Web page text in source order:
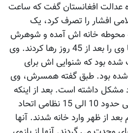
عدالت افغانستان گفت که ساعت
افشار را تصرف کرد، یک
محوطه خانه اش آمده و شوهرش
س. را دستگیر کردند. آنها وی را بعد از 45 روز رها کردند. وی
بود که شنوایی اش برای
بود. طبق گفته همسرش، وی
مشکل داشته است. بعد از اینکه
وی توقیف شد، گروه دومی حدود 10 الی 15 نظامی اتحاد
از ظهر وارد خانه شدند. آنها